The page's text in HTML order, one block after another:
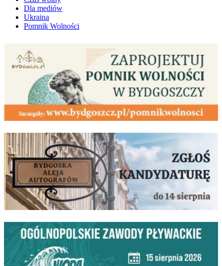
Dla mediów
Ukraina
Pomnik Wolności